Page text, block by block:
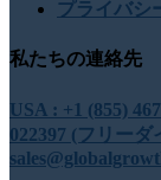
プライバシ
私たちの連絡先
USA : +1 (855)
022397 (フリーダ